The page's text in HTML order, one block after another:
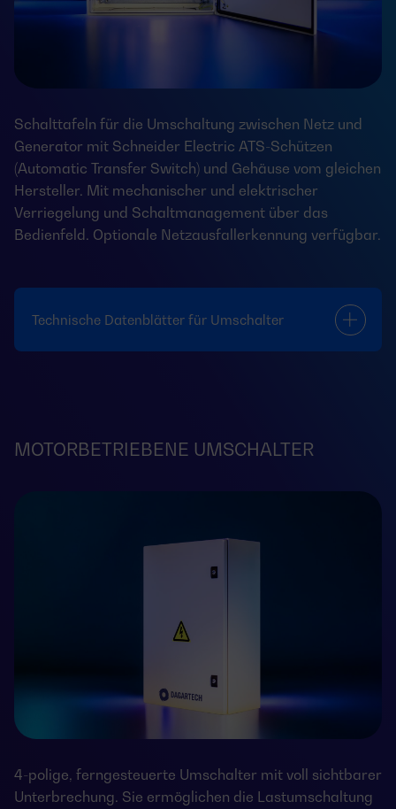
Schalttafeln für die Umschaltung zwischen Netz und
Generator mit Schneider Electric ATS-Schützen
(Automatic Transfer Switch) und Gehäuse vom gleichen
Hersteller. Mit mechanischer und elektrischer
Verriegelung und Schaltmanagement über das
Bedienfeld. Optionale Netzausfallerkennung verfügbar.
Technische Datenblätter für Umschalter
MOTORBETRIEBENE UMSCHALTER
4-polige, ferngesteuerte Umschalter mit voll sichtbarer
Unterbrechung. Sie ermöglichen die Lastumschaltung